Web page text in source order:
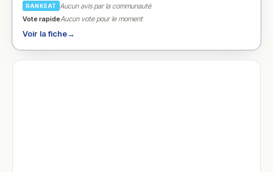
RANKEAT
Aucun avis par la communauté
Vote rapideAucun vote pour le moment
Voir la fiche→